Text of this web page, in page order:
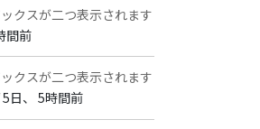
クスが二つ表示されます
間前
クスが二つ表示されます
5日、 5時間前